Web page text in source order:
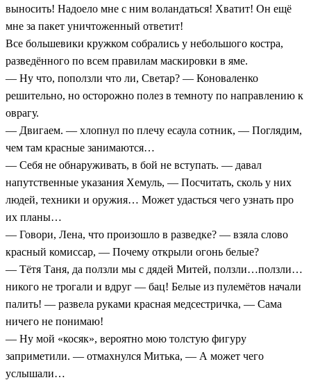
выносить! Надоело мне с ним воландаться! Хватит! Он ещё
мне за пакет уничтоженный ответит!
Все большевики кружком собрались у небольшого костра,
разведённого по всем правилам маскировки в яме.
— Ну что, поползли что ли, Светар? — Коноваленко
решительно, но осторожно полез в темноту по направлению к
оврагу.
— Двигаем. — хлопнул по плечу есаула сотник, — Поглядим,
чем там красные занимаются…
— Себя не обнаруживать, в бой не вступать. — давал
напутственные указания Хемуль, — Посчитать, сколь у них
людей, техники и оружия… Может удасться чего узнать про
их планы…
— Говори, Лена, что произошло в разведке? — взяла слово
красный комиссар, — Почему открыли огонь белые?
— Тётя Таня, да ползли мы с дядей Митей, ползли…ползли…
никого не трогали и вдруг — бац! Белые из пулемётов начали
палить! — развела руками красная медсестричка, — Сама
ничего не понимаю!
— Ну мой «косяк», вероятно мою толстую фигуру
заприметили. — отмахнулся Митька, — А может чего
услышали…